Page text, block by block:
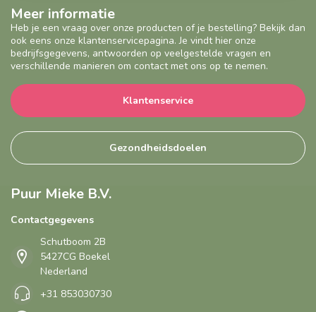
Meer informatie
Heb je een vraag over onze producten of je bestelling? Bekijk dan
ook eens onze klantenservicepagina. Je vindt hier onze
bedrijfsgegevens, antwoorden op veelgestelde vragen en
verschillende manieren om contact met ons op te nemen.
Klantenservice
Gezondheidsdoelen
Puur Mieke B.V.
Contactgegevens
Schutboom 2B
5427CG Boekel
Nederland
+31 853030730